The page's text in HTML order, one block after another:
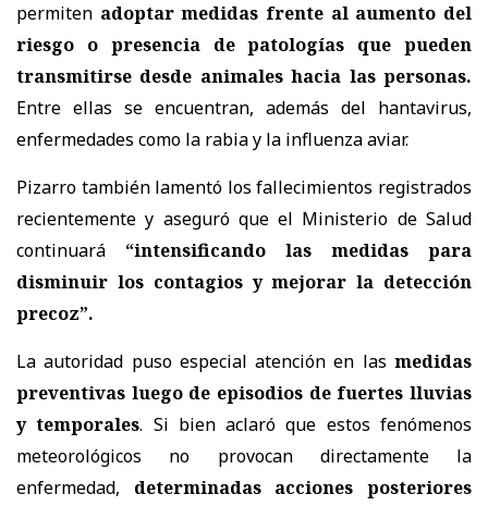
permiten adoptar medidas frente al aumento del
riesgo o presencia de patologías que pueden
transmitirse desde animales hacia las personas.
Entre ellas se encuentran, además del hantavirus,
enfermedades como la rabia y la influenza aviar.
Pizarro también lamentó los fallecimientos registrados
recientemente y aseguró que el Ministerio de Salud
continuará “intensificando las medidas para
disminuir los contagios y mejorar la detección
precoz”.
La autoridad puso especial atención en las medidas
preventivas luego de episodios de fuertes lluvias
y temporales. Si bien aclaró que estos fenómenos
meteorológicos no provocan directamente la
enfermedad, determinadas acciones posteriores